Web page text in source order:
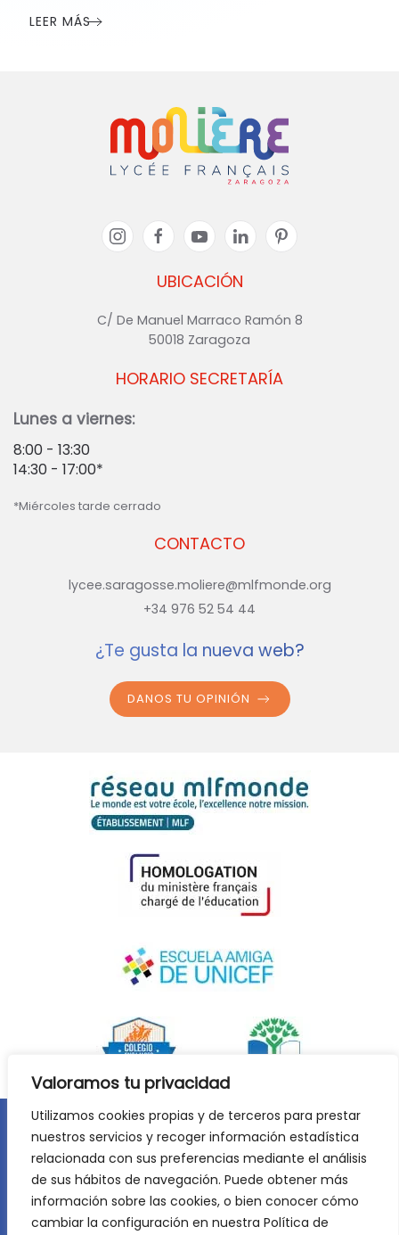
Valoramos tu privacidad
Utilizamos cookies propias y de terceros para prestar
nuestros servicios y recoger información estadística
relacionada con sus preferencias mediante el análisis
de sus hábitos de navegación. Puede obtener más
información sobre las cookies, o bien conocer cómo
cambiar la configuración en nuestra Política de
LEER MÁS
UBICACIÓN
C/ De Manuel Marraco Ramón 8
50018 Zaragoza
CONTACTO
lycee.saragosse.moliere@mlfmonde.org
+34 976 52 54 44
HORARIO SECRETARÍA
Lunes a viernes:
8:00 - 13:30
14:30 - 17:00*
*Miércoles tarde cerrado
¿Te gusta la nueva web?
DANOS TU OPINIÓN
Aviso legal
Política de privacidad
Política de cookies
©2026Lycée Français Molière de Zaragoza. Todos los
derechos reservados. Desarrollo web:Jiménez Carbó Digital